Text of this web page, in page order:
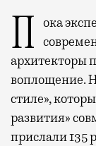
Пока эксперты спорят, существует ли вообще
архитекторы
воплощение.
стиле»,
развития»
прислали 135